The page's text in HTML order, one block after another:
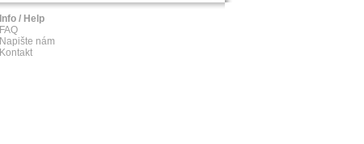
Info / Help
FAQ
Napište nám
Kontakt